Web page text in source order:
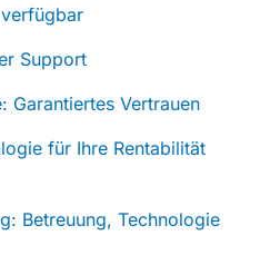
Support
Garantiertes Vertrauen
für Ihre Rentabilität
Betreuung, Technologie